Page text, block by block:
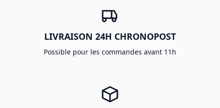
LIVRAISON 24H CHRONOPOST
Possible pour les commandes avant 11h